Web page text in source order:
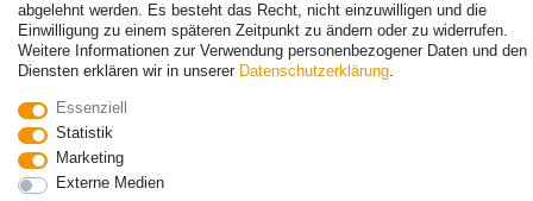
abgelehnt werden. Es besteht das Recht, nicht einzuwilligen und die
Einwilligung zu einem späteren Zeitpunkt zu ändern oder zu widerrufen.
Weitere Informationen zur Verwendung personenbezogener Daten und den
Diensten erklären wir in unserer Daten­schutz­erklärung.
Essenziell
Statistik
Marketing
Externe Medien